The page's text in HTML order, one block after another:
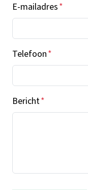
E-mailadres*
Telefoon*
Bericht*